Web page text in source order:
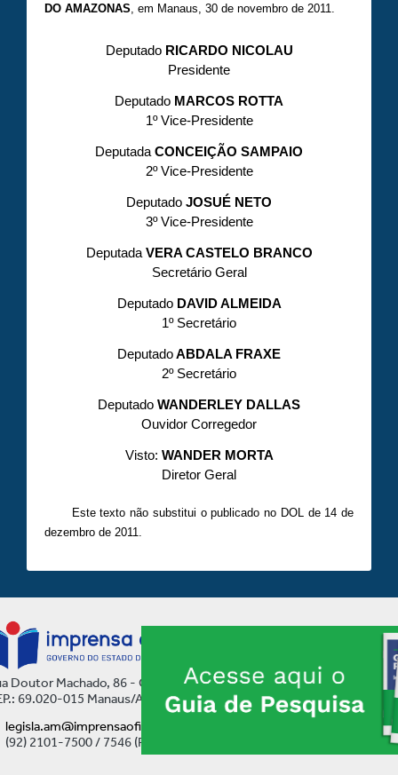
DO AMAZONAS , em Manaus, 30 de novembro de 2011.
DeputadoRICARDO NICOLAU
Presidente
Deputado MARCOS ROTTA
1º Vice-Presidente
Deputada CONCEIÇÃO SAMPAIO
2º Vice-Presidente
Deputado JOSUÉ NETO
3º Vice-Presidente
DeputadaVERA CASTELO BRANCO
Secretário Geral
DeputadoDAVID ALMEIDA
1º Secretário
DeputadoABDALA FRAXE
2º Secretário
Deputado WANDERLEY DALLAS
Ouvidor Corregedor
Visto: WANDER MORTA
Diretor Geral
Este texto não substitui o publicado no DOL de 14 de
dezembro de 2011.
Doutor Machado, 86 - Centro
69.020-015 Manaus/AM
legisla.am@imprensaoficial.am.gov.br
(92) 2101-7500 / 7546 (Ramal)